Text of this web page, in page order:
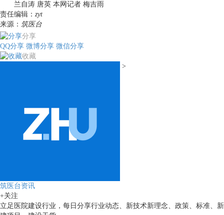
兰自涛 唐英 本网记者 梅吉雨
责任编辑： zyt
来源： 筑医台
分享
QQ分享 微博分享 微信分享
收藏
>
筑医台资讯
+关注
立足医院建设行业，每日分享行业动态、新技术新理念、政策、标准、新